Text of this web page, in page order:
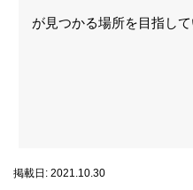
が見つかる場所を目指して
掲載日: 2021.10.30